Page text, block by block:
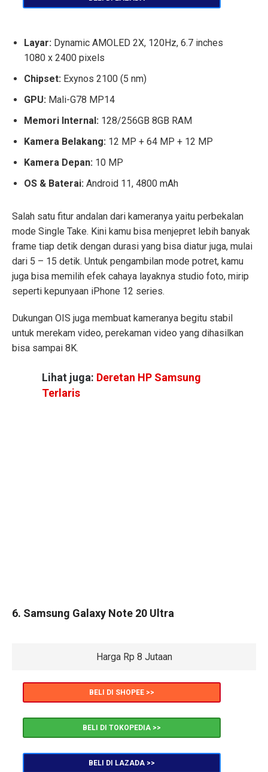
Layar: Dynamic AMOLED 2X, 120Hz, 6.7 inches
1080 x 2400 pixels
Chipset: Exynos 2100 (5 nm)
GPU: Mali-G78 MP14
Memori Internal: 128/256GB 8GB RAM
Kamera Belakang: 12 MP + 64 MP + 12 MP
Kamera Depan: 10 MP
OS & Baterai: Android 11, 4800 mAh
Salah satu fitur andalan dari kameranya yaitu perbekalan
mode Single Take. Kini kamu bisa menjepret lebih banyak
frame tiap detik dengan durasi yang bisa diatur juga, mulai
dari 5 – 15 detik. Untuk pengambilan mode potret, kamu
juga bisa memilih efek cahaya layaknya studio foto, mirip
seperti kepunyaan iPhone 12 series.
Dukungan OIS juga membuat kameranya begitu stabil
untuk merekam video, perekaman video yang dihasilkan
bisa sampai 8K.
Lihat juga: Deretan HP Samsung
Terlaris
6. Samsung Galaxy Note 20 Ultra
Harga Rp 8 Jutaan
BELI DI SHOPEE >>
BELI DI TOKOPEDIA >>
BELI DI LAZADA >>